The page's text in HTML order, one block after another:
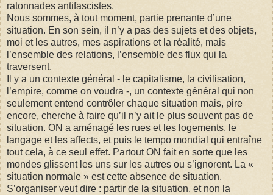
ratonnades antifascistes.
Nous sommes, à tout moment, partie prenante d’une
situation. En son sein, il n’y a pas des sujets et des objets,
moi et les autres, mes aspirations et la réalité, mais
l’ensemble des relations, l’ensemble des flux qui la
traversent.
Il y a un contexte général - le capitalisme, la civilisation,
l’empire, comme on voudra -, un contexte général qui non
seulement entend contrôler chaque situation mais, pire
encore, cherche à faire qu’il n’y ait le plus souvent pas de
situation. ON a aménagé les rues et les logements, le
langage et les affects, et puis le tempo mondial qui entraîne
tout cela, à ce seul effet. Partout ON fait en sorte que les
mondes glissent les uns sur les autres ou s’ignorent. La «
situation normale » est cette absence de situation.
S’organiser veut dire : partir de la situation, et non la